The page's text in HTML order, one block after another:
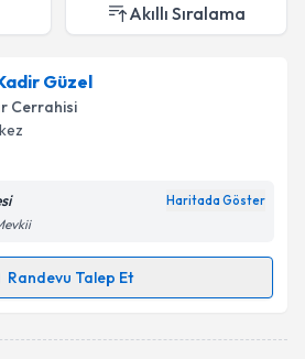
Akıllı Sıralama
Güzel
Cerrahisi
Haritada Göster
Randevu Talep Et
Talebi